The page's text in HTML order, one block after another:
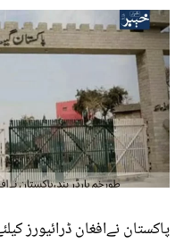
پاکستان نےافغان ڈرائیورز